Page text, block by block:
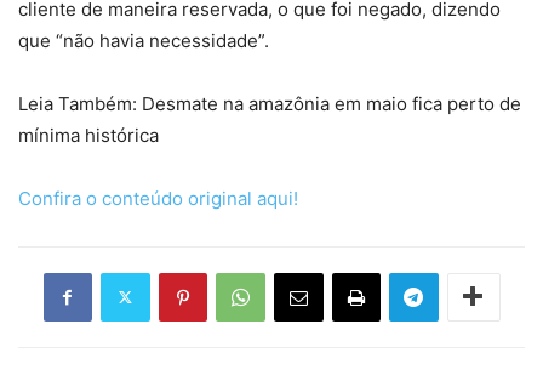
cliente de maneira reservada, o que foi negado, dizendo
que “não havia necessidade”.
Leia Também: Desmate na amazônia em maio fica perto de
mínima histórica
Confira o conteúdo original aqui!